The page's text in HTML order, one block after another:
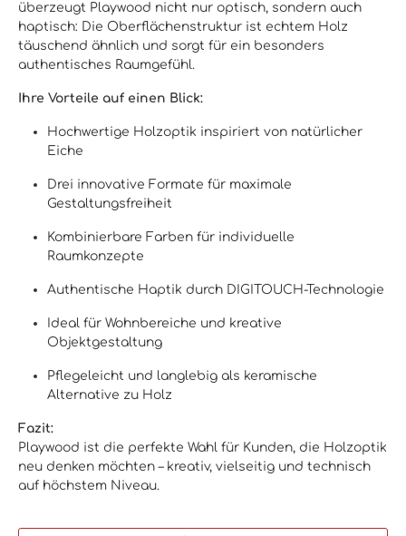
überzeugt Playwood nicht nur optisch, sondern auch
haptisch: Die Oberflächenstruktur ist echtem Holz
täuschend ähnlich und sorgt für ein besonders
authentisches Raumgefühl.
Ihre Vorteile auf einen Blick:
Hochwertige Holzoptik inspiriert von natürlicher
Eiche
Drei innovative Formate für maximale
Gestaltungsfreiheit
Kombinierbare Farben für individuelle
Raumkonzepte
Authentische Haptik durch DIGITOUCH-Technologie
Ideal für Wohnbereiche und kreative
Objektgestaltung
Pflegeleicht und langlebig als keramische
Alternative zu Holz
Fazit:
Playwood ist die perfekte Wahl für Kunden, die Holzoptik
neu denken möchten – kreativ, vielseitig und technisch
auf höchstem Niveau.